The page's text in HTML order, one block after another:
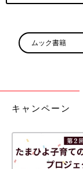
ムック書籍
キャンペーン